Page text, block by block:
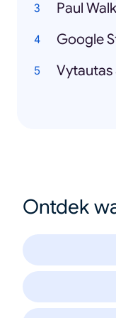
Paul
Google
Vytautas
Ontdek